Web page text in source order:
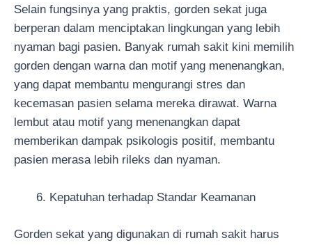
Selain fungsinya yang praktis, gorden sekat juga
berperan dalam menciptakan lingkungan yang lebih
nyaman bagi pasien. Banyak rumah sakit kini memilih
gorden dengan warna dan motif yang menenangkan,
yang dapat membantu mengurangi stres dan
kecemasan pasien selama mereka dirawat. Warna
lembut atau motif yang menenangkan dapat
memberikan dampak psikologis positif, membantu
pasien merasa lebih rileks dan nyaman.
Kepatuhan terhadap Standar Keamanan
Gorden sekat yang digunakan di rumah sakit harus